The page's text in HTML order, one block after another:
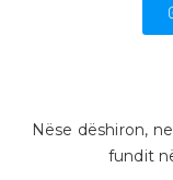
Nëse dëshiron,
fundit